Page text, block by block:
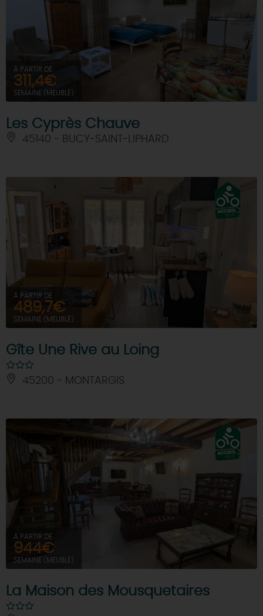
TOUT L'AGENDA
À PARTIR DE
311,4€
SEMAINE (MEUBLÉ)
Les Cyprès Chauve
45140 - BUCY-SAINT-LIPHARD
À PARTIR DE
489,7€
SEMAINE (MEUBLÉ)
Gîte Une Rive au Loing
45200 - MONTARGIS
À PARTIR DE
944€
SEMAINE (MEUBLÉ)
La Maison des Mousquetaires